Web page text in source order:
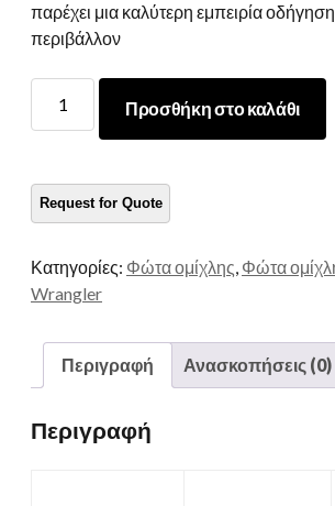
παρέχει μια καλύτερη εμπειρία
περιβάλλον
Ιντσών
ποσότητα
Προσθήκη στο καλάθι
Κατηγορίες: Φώτα ομίχλης Φώτα
Wrangler
Περιγραφή Ανασκοπήσεις (0)
Περιγραφή